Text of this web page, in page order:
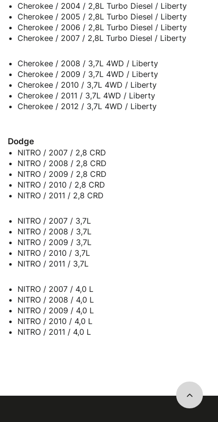
Cherokee / 2004 / 2,8L Turbo Diesel / Liberty
Cherokee / 2005 / 2,8L Turbo Diesel / Liberty
Cherokee / 2006 / 2,8L Turbo Diesel / Liberty
Cherokee / 2007 / 2,8L Turbo Diesel / Liberty
Cherokee / 2008 / 3,7L 4WD / Liberty
Cherokee / 2009 / 3,7L 4WD / Liberty
Cherokee / 2010 / 3,7L 4WD / Liberty
Cherokee / 2011 / 3,7L 4WD / Liberty
Cherokee / 2012 / 3,7L 4WD / Liberty
Dodge
NITRO / 2007 / 2,8 CRD
NITRO / 2008 / 2,8 CRD
NITRO / 2009 / 2,8 CRD
NITRO / 2010 / 2,8 CRD
NITRO / 2011 / 2,8 CRD
NITRO / 2007 / 3,7L
NITRO / 2008 / 3,7L
NITRO / 2009 / 3,7L
NITRO / 2010 / 3,7L
NITRO / 2011 / 3,7L
NITRO / 2007 / 4,0 L
NITRO / 2008 / 4,0 L
NITRO / 2009 / 4,0 L
NITRO / 2010 / 4,0 L
NITRO / 2011 / 4,0 L